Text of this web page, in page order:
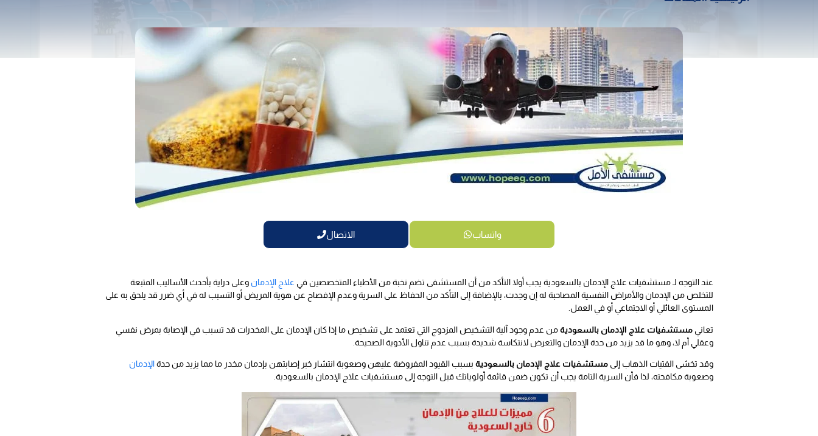
واتساب الاتصال
عند التوجه لـ مستشفيات علاج الإدمان بالسعودية يجب أولا التأكد من أن المستشفى تضم نخبة من الأطباء المتخصصين في علاج الإدمان وعلى دراية بأحدث الأساليب المتبعة
للتخلص من الإدمان والأمراض النفسية المصاحبة له إن وجدت، بالإضافة إلى التأكد من الحفاظ على السرية وعدم الإفصاح عن هوية المريض أو التسبب له في أي ضرر قد يلحق به على
المستوى العائلي أو الاجتماعي أو في العمل.
تعاني مستشفيات علاج الإدمان بالسعوديةمن عدم وجود آلية التشخيص المزدوج التي تعتمد على تشخيص ما إذا كان الإدمان على المخدرات قد تسبب في الإصابة بمرض نفسي
وعقلي أم لا، وهو ما قد يزيد من حدة الإدمان والتعرض لانتكاسة شديدة بسبب عدم تناول الأدوية الصحيحة.
وقد تخشى الفتيات الذهاب إلى مستشفيات علاج الإدمان بالسعودية بسبب القيود المفروضة عليهن وصعوبة انتشار خبر إصابتهن بإدمان مخدر ما مما يزيد من حدةالإدمان
وصعوبة مكافحته، لذا فأن السرية التامة يجب أن تكون ضمن قائمة أولوياتك قبل التوجه إلى مستشفيات علاج الإدمان بالسعودية.